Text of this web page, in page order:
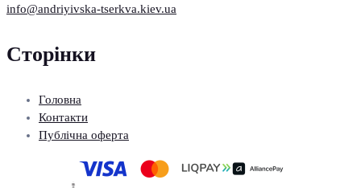
info@andriyivska-tserkva.kiev.ua
Сторінки
Головна
Контакти
Публічна оферта